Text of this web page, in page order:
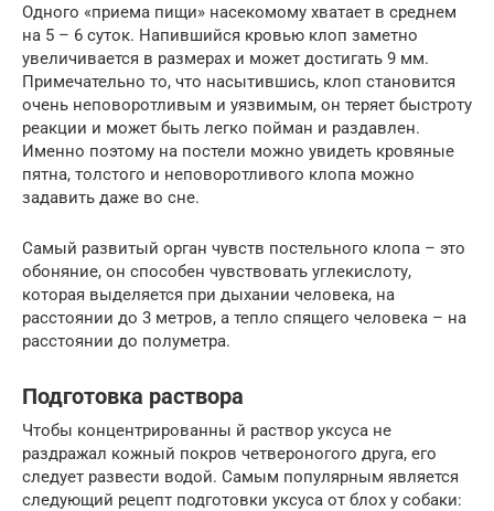
Одного «приема пищи» насекомому хватает в среднем
на 5 – 6 суток. Напившийся кровью клоп заметно
увеличивается в размерах и может достигать 9 мм.
Примечательно то, что насытившись, клоп становится
очень неповоротливым и уязвимым, он теряет быстроту
реакции и может быть легко пойман и раздавлен.
Именно поэтому на постели можно увидеть кровяные
пятна, толстого и неповоротливого клопа можно
задавить даже во сне.
Самый развитый орган чувств постельного клопа – это
обоняние, он способен чувствовать углекислоту,
которая выделяется при дыхании человека, на
расстоянии до 3 метров, а тепло спящего человека – на
расстоянии до полуметра.
Подготовка раствора
Чтобы концентрированны й раствор уксуса не
раздражал кожный покров четвероногого друга, его
следует развести водой. Самым популярным является
следующий рецепт подготовки уксуса от блох у собаки: